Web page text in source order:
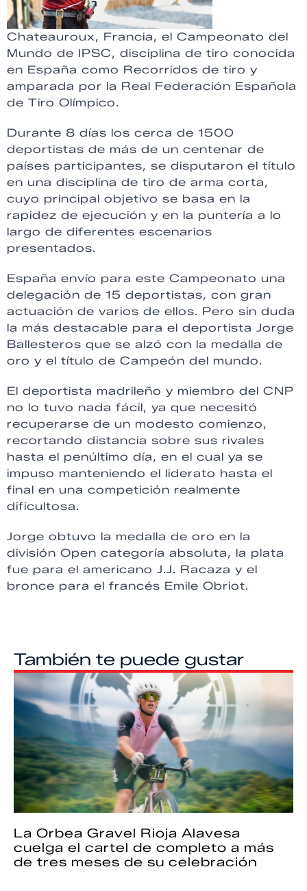
Chateauroux, Francia, el Campeonato del
Mundo de IPSC, disciplina de tiro conocida
en España como Recorridos de tiro y
amparada por la Real Federación Española
de Tiro Olímpico.
Durante 8 días los cerca de 1500
deportistas de más de un centenar de
países participantes, se disputaron el título
en una disciplina de tiro de arma corta,
cuyo principal objetivo se basa en la
rapidez de ejecución y en la puntería a lo
largo de diferentes escenarios
presentados.
España envío para este Campeonato una
delegación de 15 deportistas, con gran
actuación de varios de ellos. Pero sin duda
la más destacable para el deportista Jorge
Ballesteros que se alzó con la medalla de
oro y el título de Campeón del mundo.
El deportista madrileño y miembro del CNP
no lo tuvo nada fácil, ya que necesitó
recuperarse de un modesto comienzo,
recortando distancia sobre sus rivales
hasta el penúltimo día, en el cual ya se
impuso manteniendo el liderato hasta el
final en una competición realmente
dificultosa.
Jorge obtuvo la medalla de oro en la
división Open categoría absoluta, la plata
fue para el americano J.J. Racaza y el
bronce para el francés Emile Obriot.
También te puede gustar
La Orbea Gravel Rioja Alavesa
cuelga el cartel de completo a más
de tres meses de su celebración